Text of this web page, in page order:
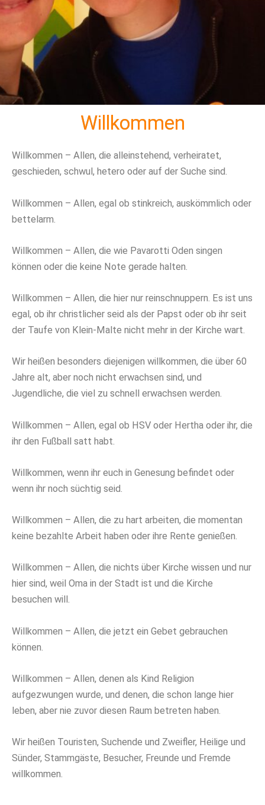
Willkommen
Willkommen – Allen, die alleinstehend, verheiratet,
geschieden, schwul, hetero oder auf der Suche sind.
Willkommen – Allen, egal ob stinkreich, auskömmlich oder
bettelarm.
Willkommen – Allen, die wie Pavarotti Oden singen
können oder die keine Note gerade halten.
Willkommen – Allen, die hier nur reinschnuppern. Es ist uns
egal, ob ihr christlicher seid als der Papst oder ob ihr seit
der Taufe von Klein-Malte nicht mehr in der Kirche wart.
Wir heißen besonders diejenigen willkommen, die über 60
Jahre alt, aber noch nicht erwachsen sind, und
Jugendliche, die viel zu schnell erwachsen werden.
Willkommen – Allen, egal ob HSV oder Hertha oder ihr, die
ihr den Fußball satt habt.
Willkommen, wenn ihr euch in Genesung befindet oder
wenn ihr noch süchtig seid.
Willkommen – Allen, die zu hart arbeiten, die momentan
keine bezahlte Arbeit haben oder ihre Rente genießen.
Willkommen – Allen, die nichts über Kirche wissen und nur
hier sind, weil Oma in der Stadt ist und die Kirche
besuchen will.
Willkommen – Allen, die jetzt ein Gebet gebrauchen
können.
Willkommen – Allen, denen als Kind Religion
aufgezwungen wurde, und denen, die schon lange hier
leben, aber nie zuvor diesen Raum betreten haben.
Wir heißen Touristen, Suchende und Zweifler, Heilige und
Sünder, Stammgäste, Besucher, Freunde und Fremde
willkommen.